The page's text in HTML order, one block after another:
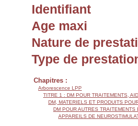
Identifiant
Age maxi
Nature de
Type de
Chapitres :
Arborescence LPP
TITRE 1 : DM POUR TRAITEMENTS,
DM, MATERIELS ET PRODUITS
DM POUR AUTRES TRAITEMENTS
APPAREILS DE